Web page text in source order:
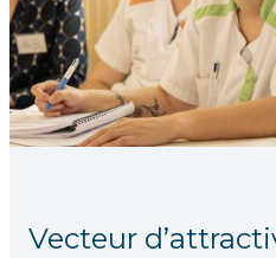
Vecteur